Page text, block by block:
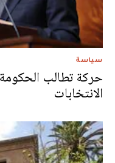
سياسة
حركة تطالب
الانتخابات